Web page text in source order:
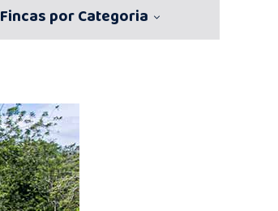
Fincas por Categoria